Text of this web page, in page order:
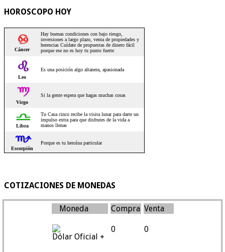
HOROSCOPO HOY
COTIZACIONES DE MONEDAS
Moneda Compra Venta
Dólar Oficial +
0 0